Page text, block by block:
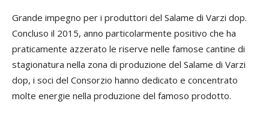
Grande impegno per i produttori del Salame di Varzi dop.
Concluso il 2015, anno particolarmente positivo che ha
praticamente azzerato le riserve nelle famose cantine di
stagionatura nella zona di produzione del Salame di Varzi
dop, i soci del Consorzio hanno dedicato e concentrato
molte energie nella produzione del famoso prodotto.